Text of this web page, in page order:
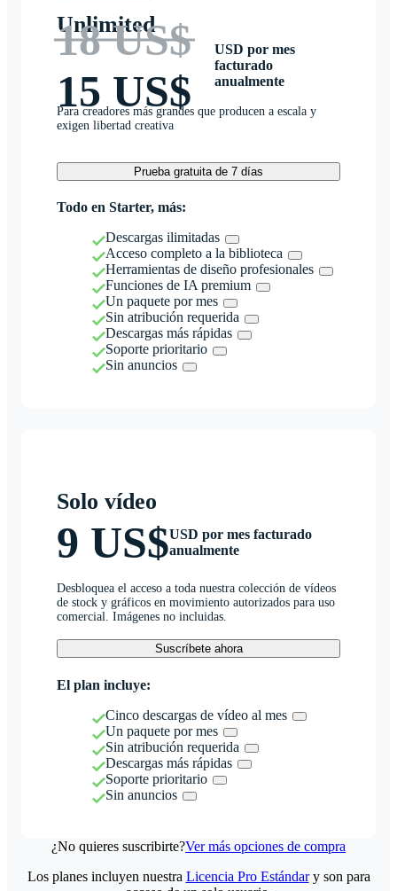
Unlimited
18 US$
15 US$
USD por mes
facturado
anualmente
Para creadores más grandes que producen a escala y
exigen libertad creativa
Prueba gratuita de 7 días
Todo en Starter, más:
Descargas ilimitadas
Acceso completo a la biblioteca
Herramientas de diseño profesionales
Funciones de IA premium
Un paquete por mes
Sin atribución requerida
Descargas más rápidas
Soporte prioritario
Sin anuncios
Solo vídeo
9 US$USD por mes facturado
anualmente
Desbloquea el acceso a toda nuestra colección de vídeos
de stock y gráficos en movimiento autorizados para uso
comercial. Imágenes no incluidas.
Suscríbete ahora
El plan incluye:
Cinco descargas de vídeo al mes
Un paquete por mes
Sin atribución requerida
Descargas más rápidas
Soporte prioritario
Sin anuncios
¿No quieres suscribirte?Ver más opciones de compra
Los planes incluyen nuestra Licencia Pro Estándary son para